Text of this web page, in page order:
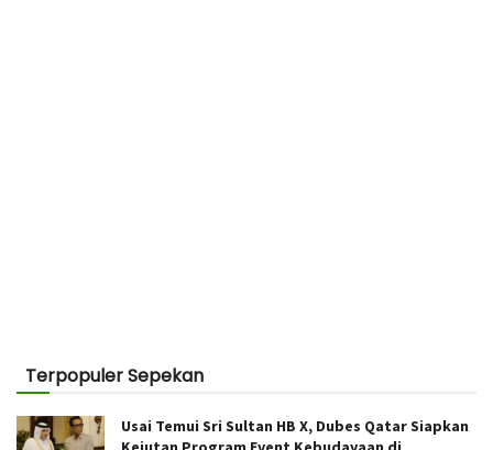
Terpopuler Sepekan
Usai Temui Sri Sultan HB X, Dubes Qatar Siapkan